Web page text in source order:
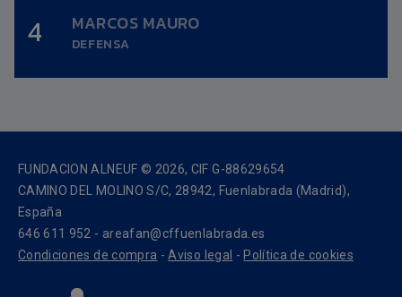
4 MARCOS MAURO
DEFENSA
Altura:0,00m.
Fecha nacimiento:
FUNDACION ALNEUF © 2026, CIF G-88629654
CAMINO DEL MOLINO S/C, 28942, Fuenlabrada (Madrid),
España
646 611 952 - areafan@cffuenlabrada.es
Condiciones de compra -Aviso legal - Política de cookies